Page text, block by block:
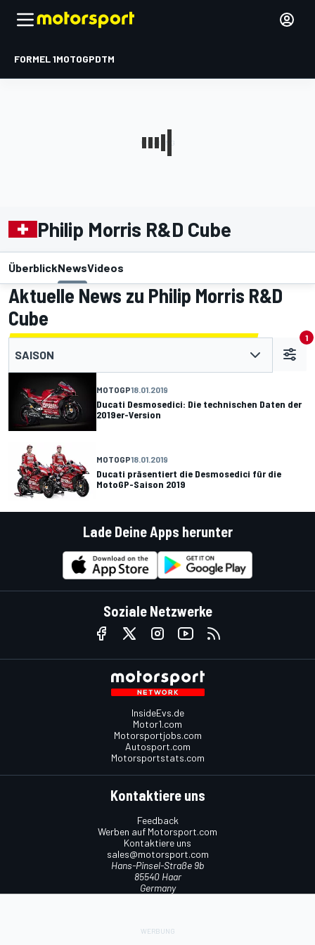
FORMEL 1MOTOGPDTM
Philip Morris R&D Cube
ÜberblickNewsVideos
Aktuelle News zu Philip Morris R&D
Cube
SAISON
1
MOTOGP18.01.2019
Ducati Desmosedici: Die technischen Daten der
2019er-Version
MOTOGP18.01.2019
Ducati präsentiert die Desmosedici für die
MotoGP-Saison 2019
Lade Deine Apps herunter
Soziale Netzwerke
InsideEvs.de
Motor1.com
Motorsportjobs.com
Autosport.com
Motorsportstats.com
Kontaktiere uns
Feedback
Werben auf Motorsport.com
Kontaktiere uns
sales@motorsport.com
Hans-Pinsel-Straße 9b
85540 Haar
Germany
Utiq verwalten